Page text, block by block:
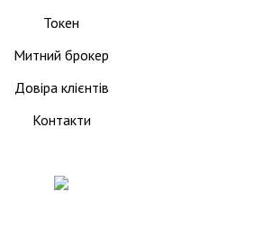
Токен
Митний брокер
Довіра клієнтів
Контакти